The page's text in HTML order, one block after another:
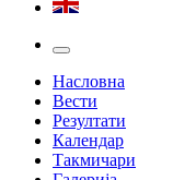
Насловна
Вести
Резултати
Календар
Такмичари